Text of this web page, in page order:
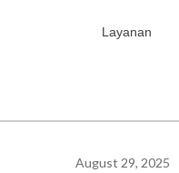
Layanan
August 29, 2025